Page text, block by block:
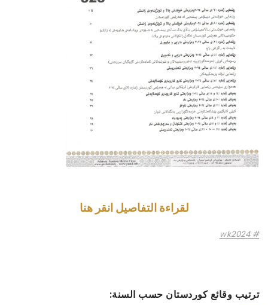
لقراءة التفاصيل انقر هنا
wk2024
ترتيب وقائع كوردستان حسب السنة: